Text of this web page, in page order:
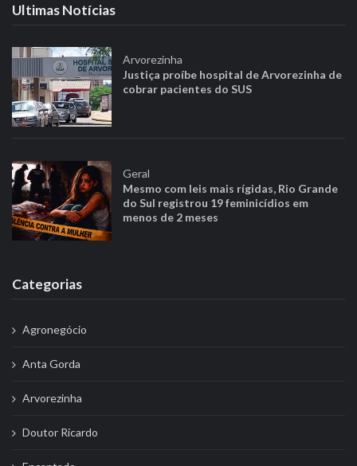
Ultimas Notícias
Arvorezinha
Justiça proíbe hospital de Arvorezinha de
cobrar pacientes do SUS
Geral
Mesmo com leis mais rígidas, Rio Grande
do Sul registrou 19 feminicídios em
menos de 2 meses
Categorias
Agronegócio
Anta Gorda
Arvorezinha
Doutor Ricardo